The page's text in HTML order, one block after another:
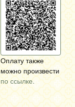
Оплату также
можно произвести
по ссылке.